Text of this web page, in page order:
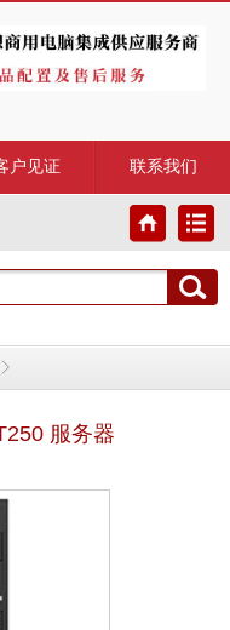
户见证 联系我们
服务器